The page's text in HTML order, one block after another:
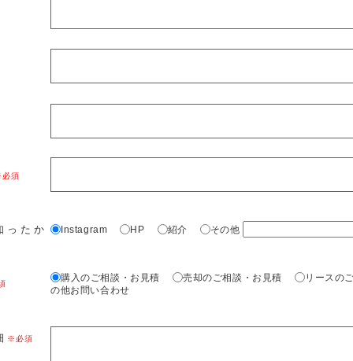
ったか Instagram HP 紹介 その他
購入のご相談・お見積 売却のご相談・お見積
リースの
の他お問い合わせ